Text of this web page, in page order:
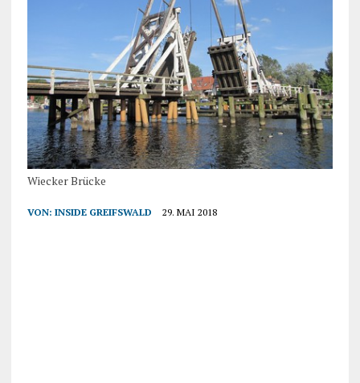
Wiecker Brücke
VON: INSIDE GREIFSWALD 29. MAI 2018